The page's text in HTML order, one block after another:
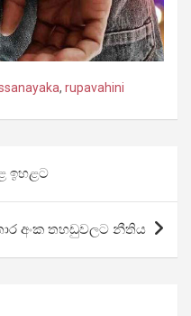
, rupavahini
ඉහළට
අංක තහඩුවලට නීතිය